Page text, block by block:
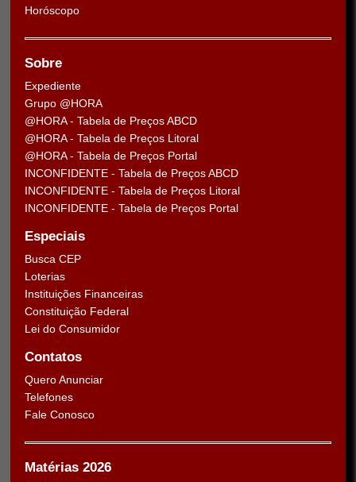
Horóscopo
Sobre
Expediente
Grupo @HORA
@HORA - Tabela de Preços ABCD
@HORA - Tabela de Preços Litoral
@HORA - Tabela de Preços Portal
INCONFIDENTE - Tabela de Preços ABCD
INCONFIDENTE - Tabela de Preços Litoral
INCONFIDENTE - Tabela de Preços Portal
Especiais
Busca CEP
Loterias
Instituições Financeiras
Constituição Federal
Lei do Consumidor
Contatos
Quero Anunciar
Telefones
Fale Conosco
Matérias 2026